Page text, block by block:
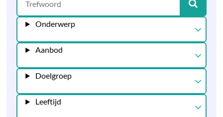
Onderwerp
Aanbod
Doelgroep
Leeftijd